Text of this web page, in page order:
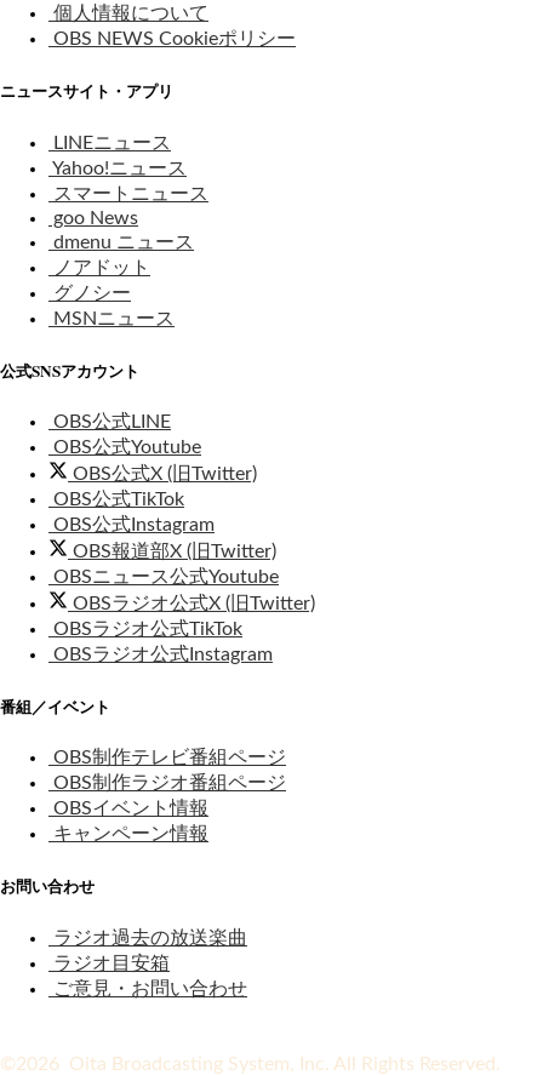
個人情報について
OBS NEWS Cookieポリシー
ニュースサイト・アプリ
LINEニュース
Yahoo!ニュース
スマートニュース
goo News
dmenu ニュース
ノアドット
グノシー
MSNニュース
公式SNSアカウント
OBS公式LINE
OBS公式Youtube
OBS公式X (旧Twitter)
OBS公式TikTok
OBS公式Instagram
OBS報道部X (旧Twitter)
OBSニュース公式Youtube
OBSラジオ公式X (旧Twitter)
OBSラジオ公式TikTok
OBSラジオ公式Instagram
番組／イベント
OBS制作テレビ番組ページ
OBS制作ラジオ番組ページ
OBSイベント情報
キャンペーン情報
お問い合わせ
ラジオ過去の放送楽曲
ラジオ目安箱
ご意見・お問い合わせ
©2026 Oita Broadcasting System, Inc. All Rights Reserved.